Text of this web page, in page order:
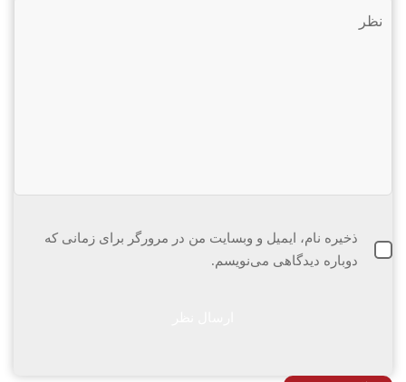
ذخیره نام، ایمیل و وبسایت من در مرورگر برای زمانی که
دوباره دیدگاهی می‌نویسم.